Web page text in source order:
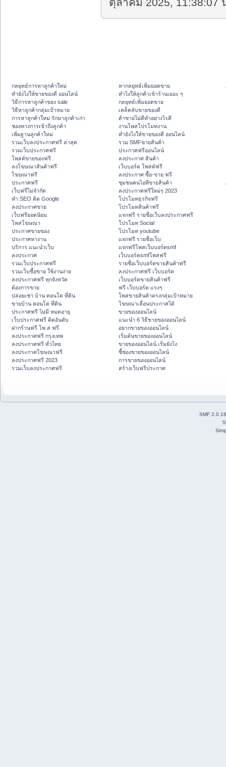
ตุลาคม 2025, 11:38:07
กลยุทธ์การหาลูกค้าใหม่
ทํายังไงให้ขายของดี ออนไลน์
วิธีการหาลูกค้าของ sale
วิธีหาลูกค้ากลุ่มเป้าหมาย
การหาลูกค้าใหม่ รักษาลูกค้าเก่า
ช่องทางการเข้าถึงลูกค้า
เพิ่มฐานลูกค้าใหม่
รวมเว็บลงประกาศฟรี ล่าสุด
รวมเว็บประกาศฟรี
โพสต์ขายของฟรี
ลงโฆษณาสินค้าฟรี
โฆษณาฟรี
ประกาศฟรี
เว็บฟรีไม่จำกัด
ทำ SEO ติด Google
ลงประกาศขาย
เว็บฟรียอดนิยม
โพสโฆษณา
ประกาศขายของ
ประกาศหางาน
บริการ แนะนำเว็บ
ลงประกาศ
รวมเว็บประกาศฟรี
รวมเว็บซื้อขาย ใช้งานง่าย
ลงประกาศฟรี ทุกจังหวัด
ต้องการขาย
ปล่อยเช่า บ้าน คอนโด ที่ดิน
ขายบ้าน คอนโด ที่ดิน
ประกาศฟรี ไม่มี หมดอายุ
เว็บประกาศฟรี ติดอันดับ
ฝากร้านฟรี โพ ส ฟรี
ลงประกาศฟรี กรุงเทพ
ลงประกาศฟรี ทั่วไทย
ลงประกาศโฆษณาฟรี
ลงประกาศฟรี 2023
รวมเว็บลงประกาศฟรี
หากลยุทธ์เพิ่มยอดขาย
ทําไงให้ลูกค้าเข้าร้านเยอะ ๆ
กลยุทธ์เพิ่มยอดขาย
เคล็ดลับขายของดี
ค้าขายไม่ดีทำอย่างไรดี
งานโพสโปรโมทงาน
ทํายังไงให้ขายของดี ออนไลน์
รวม SMFขายสินค้า
ประกาศฟรีออนไลน์
ลงประกาศ สินค้า
เว็บบอร์ด โพสต์ฟรี
ลงประกาศ ซื้อ-ขาย ฟรี
ชุมชนคนไอทีขายสินค้า
ลงประกาศฟรีใหม่ๆ 2023
โปรโมทธุรกิจฟรี
โปรโมทสินค้าฟรี
แจกฟรี รายชื่อเว็บลงประกาศฟรี
โปรโมท Social
โปรโมท youtube
แจกฟรี รายชื่อเว็บ
แจกฟรีโพสเว็บบอร์ดsmf
เว็บบอร์ดsmfโพสฟรี
รายชื่อเว็บบอร์ดขายสินค้าฟรี
ลงประกาศฟรี เว็บบอร์ด
เว็บบอร์ดขายสินค้าฟรี
ฟรี เว็บบอร์ด แรงๆ
โพสขายสินค้าตรงกลุ่มเป้าหมาย
โฆษณาเลื่อนประกาศได้
ขายของออนไลน์
แนะนำ 6 วิธีขายของออนไลน์
อยากขายของออนไลน์
เริ่มต้นขายของออนไลน์
ขายของออนไลน์ เริ่มยังไง
ชี้ช่องขายของออนไลน์
การขายของออนไลน์
สร้างเว็บฟรีประกาศ
SMF 2.0.18